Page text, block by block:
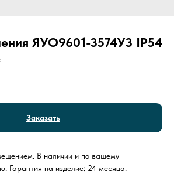
ЯУО9601-3574У3 IP54
Заказать
В наличии и по вашему
Гарантия на изделие: 24 месяца.